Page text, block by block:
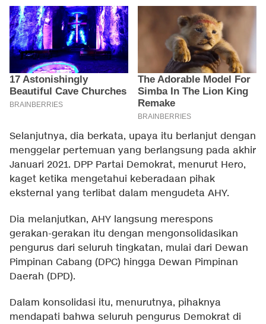
Selanjutnya, dia berkata, upaya itu berlanjut dengan
menggelar pertemuan yang berlangsung pada akhir
Januari 2021. DPP Partai Demokrat, menurut Hero,
kaget ketika mengetahui keberadaan pihak
eksternal yang terlibat dalam mengudeta AHY.
Dia melanjutkan, AHY langsung merespons
gerakan-gerakan itu dengan mengonsolidasikan
pengurus dari seluruh tingkatan, mulai dari Dewan
Pimpinan Cabang (DPC) hingga Dewan Pimpinan
Daerah (DPD).
Dalam konsolidasi itu, menurutnya, pihaknya
mendapati bahwa seluruh pengurus Demokrat di